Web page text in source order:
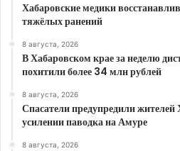
Хабаровские медики
тяжёлых ранений
8 августа, 2026
В Хабаровском крае за неделю
похитили более 34 млн рублей
8 августа, 2026
Спасатели предупредили жителей
усилении паводка на Амуре
8 августа, 2026